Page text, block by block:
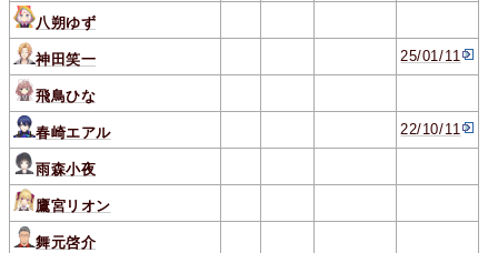
八朔ゆず
神田笑一 25/01/11
飛鳥ひな
春崎エアル 22/10/11
雨森小夜
鷹宮リオン
舞元啓介